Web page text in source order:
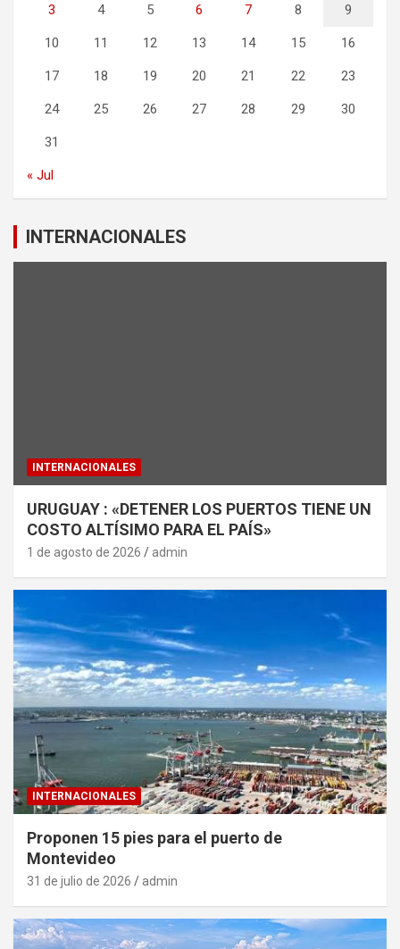
3 4 5 6 7 8 9
10 11 12 13 14 15 16
17 18 19 20 21 22 23
24 25 26 27 28 29 30
31
« Jul
INTERNACIONALES
INTERNACIONALES
URUGUAY : «DETENER LOS PUERTOS TIENE UN
COSTO ALTÍSIMO PARA EL PAÍS»
1 de agosto de 2026 admin
INTERNACIONALES
Proponen 15 pies para el puerto de
Montevideo
31 de julio de 2026 admin